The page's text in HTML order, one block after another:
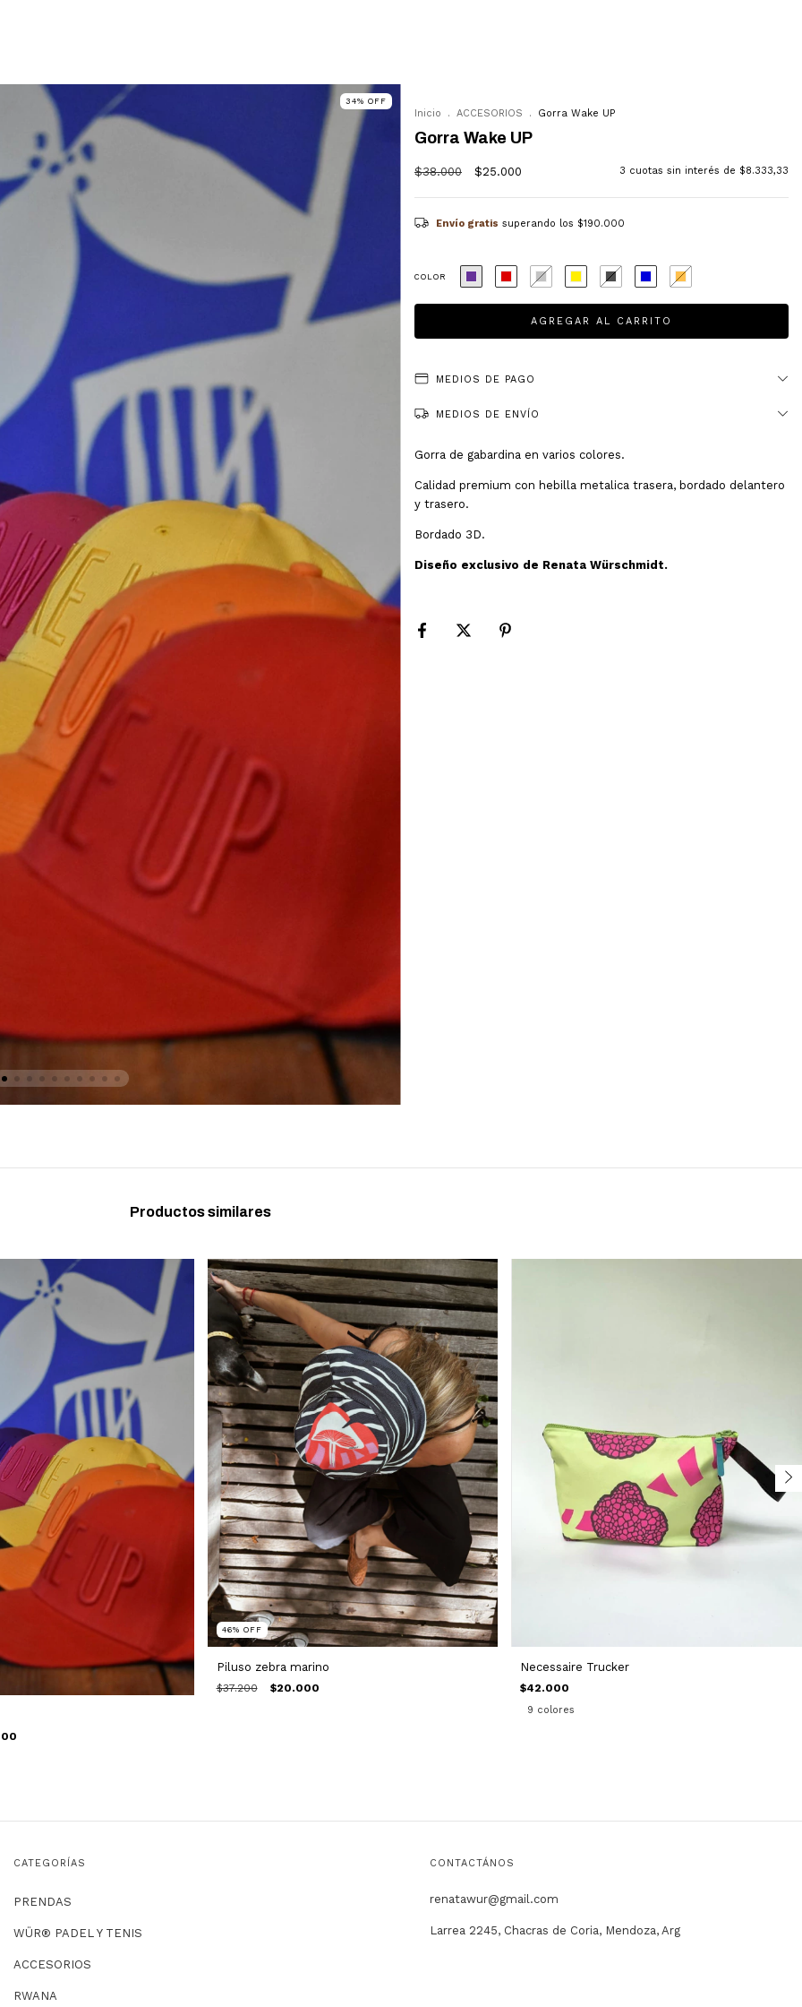
34% OFF
Inicio . ACCESORIOS . Gorra Wake UP
Gorra Wake UP
$38.000 $25.000 3 cuotas sin interés de $8.333,33
Envío gratis superando los $190.000
COLOR
MEDIOS DE PAGO
MEDIOS DE ENVÍO
Gorra de gabardina en varios colores.
Calidad premium con hebilla metalica trasera, bordado delantero
y trasero.
Bordado 3D.
Diseño exclusivo de Renata Würschmidt.
Productos similares
46% OFF
Piluso zebra marino
$37.200 $20.000
Necessaire Trucker
$42.000
9 colores
CATEGORÍAS
PRENDAS
WÜR® PADEL Y TENIS
ACCESORIOS
RWANA
CONTACTÁNOS
renatawur@gmail.com
Larrea 2245, Chacras de Coria, Mendoza, Arg